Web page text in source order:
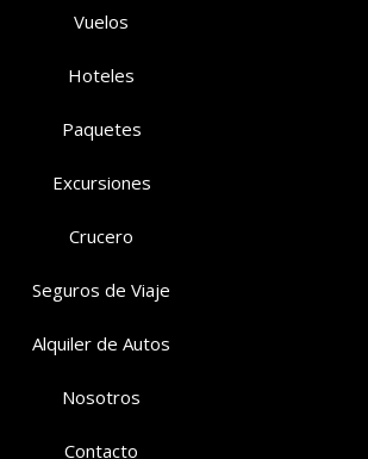
Vuelos
Hoteles
Paquetes
Excursiones
Crucero
Seguros de Viaje
Alquiler de Autos
Nosotros
Contacto